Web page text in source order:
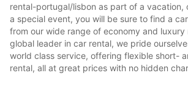
rental-portugal/lisbon as part of a vacation,
a special event, you will be sure to find a
from our wide range of economy and luxury
global leader in car rental, we pride
world class service, offering flexible short-
rental, all at great prices with no hidden